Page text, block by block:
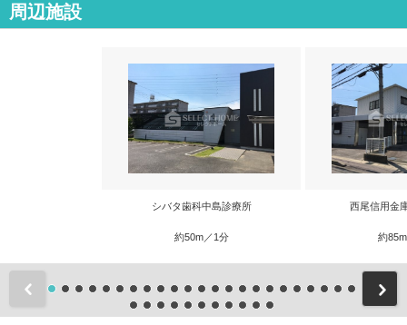
周辺施設
シバタ歯科中島診療所
約50m／1分
西尾信用金
約
前